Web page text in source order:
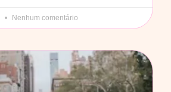
Nenhum comentário